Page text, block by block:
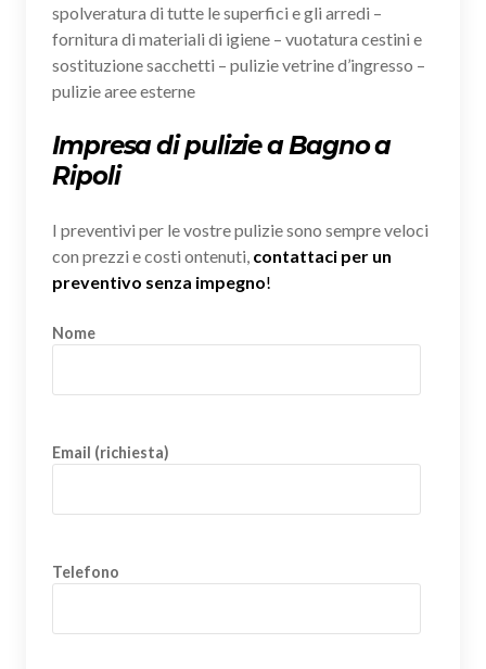
spolveratura di tutte le superfici e gli arredi –
fornitura di materiali di igiene – vuotatura cestini e
sostituzione sacchetti – pulizie vetrine d’ingresso –
pulizie aree esterne
Impresa di pulizie a Bagno a
Ripoli
I preventivi per le vostre pulizie sono sempre veloci
con prezzi e costi ontenuti, contattaci per un
preventivo senza impegno!
Nome
Email (richiesta)
Telefono